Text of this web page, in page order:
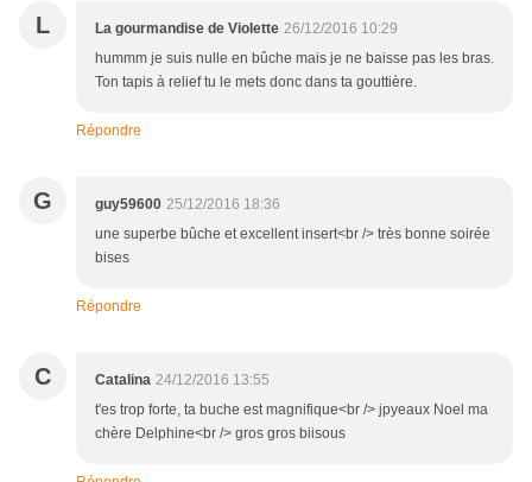
L La gourmandise de Violette 26/12/2016 10:29
hummm je suis nulle en bûche mais je ne baisse pas les bras.
Ton tapis à relief tu le mets donc dans ta gouttière.
Répondre
G guy59600 25/12/2016 18:36
une superbe bûche et excellent insert<br /> très bonne soirée
bises
Répondre
C Catalina 24/12/2016 13:55
t'es trop forte, ta buche est magnifique<br /> jpyeaux Noel ma
chère Delphine<br /> gros gros biisous